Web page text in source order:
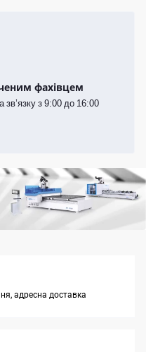
фахівцем
з 9:00 до 16:00
адресна доставка